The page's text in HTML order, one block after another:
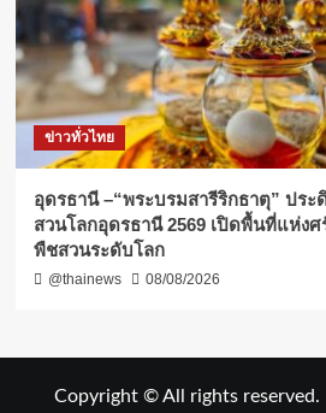
ข่าวทั่วไทย
อุดรธานี –“พระบรมสารีริกธาตุ” ปร
สวนโลกอุดรธานี 2569 เปิดพื้นที่แห่ง
พืชสวนระดับโลก
@thainews 08/08/2026
Copyright © All rights reserved.